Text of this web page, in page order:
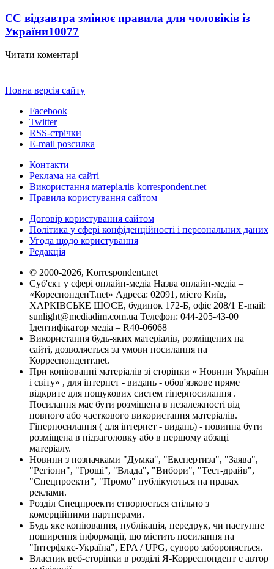
ЄС відзавтра змінює правила для чоловіків із
України10077
Читати коментарі
Повна версія сайту
Facebook
Twitter
RSS-стрічки
E-mail розсилка
Контакти
Реклама на сайті
Використання матеріалів korrespondent.net
Правила користування сайтом
Договір користування сайтом
Політика у сфері конфіденційності і персональних даних
Угода щодо користування
Редакція
© 2000-2026, Korrespondent.net
Суб'єкт у сфері онлайн-медіа Назва онлайн-медіа –
«КореспонденТ.net» Адреса: 02091, місто Київ,
ХАРКІВСЬКЕ ШОСЕ, будинок 172-Б, офіс 208/1 E-mail:
sunlight@mediadim.com.ua Телефон: 044-205-43-00
Ідентифікатор медіа – R40-06068
Використання будь-яких матеріалів, розміщених на
сайті, дозволяється за умови посилання на
Корреспондент.net.
При копіюванні матеріалів зі сторінки « Новини України
і світу» , для інтернет - видань - обов'язкове пряме
відкрите для пошукових систем гіперпосилання .
Посилання має бути розміщена в незалежності від
повного або часткового використання матеріалів.
Гіперпосилання ( для інтернет - видань) - повинна бути
розміщена в підзаголовку або в першому абзаці
матеріалу.
Новини з позначками "Думка", "Експертиза", "Заява",
"Регіони", "Гроші", "Влада", "Вибори", "Тест-драйв",
"Спецпроекти", "Промо" публікуються на правах
реклами.
Розділ Спецпроекти створюється спільно з
комерційними партнерами.
Будь яке копіювання, публікація, передрук, чи наступне
поширення інформації, що містить посилання на
"Інтерфакс-Україна", EPA / UPG, суворо забороняється.
Власник веб-сторінки в розділі Я-Корреспондент є автор